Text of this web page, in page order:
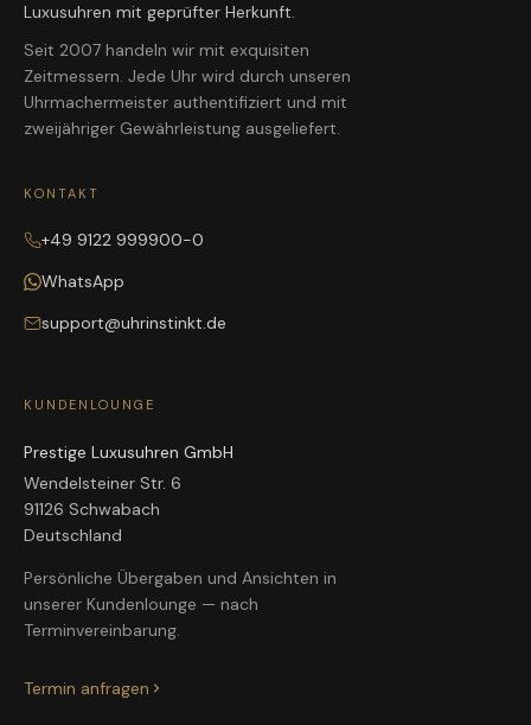
Luxusuhren mit geprüfter Herkunft.
Seit 2007 handeln wir mit exquisiten
Zeitmessern. Jede Uhr wird durch unseren
Uhrmachermeister authentifiziert und mit
zweijähriger Gewährleistung ausgeliefert.
KONTAKT
+49 9122 999900-0
WhatsApp
support@uhrinstinkt.de
KUNDENLOUNGE
Prestige Luxusuhren GmbH
Wendelsteiner Str. 6
91126 Schwabach
Deutschland
Persönliche Übergaben und Ansichten in
unserer Kundenlounge — nach
Terminvereinbarung.
Termin anfragen